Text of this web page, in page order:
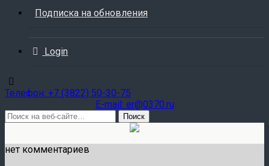
Подписка на обновления
Login
Teлефон: +7 (3822) 50-30-75
E-mail: er@0370.ru
нет комментариев